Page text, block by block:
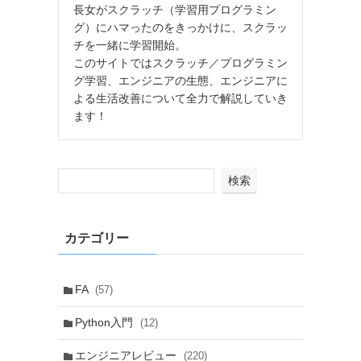
長女がスクラッチ（学習用プログラミン
グ）にハマったのをきっかけに、スクラッ
チを一緒に学習開始。
このサイトではスクラッチ／プログラミン
グ学習、エンジニアの生態、エンジニアに
よる生活改善について全力で解説していき
ます！
検索
カテゴリー
FA (57)
Python入門 (12)
エンジニアレビュー (220)